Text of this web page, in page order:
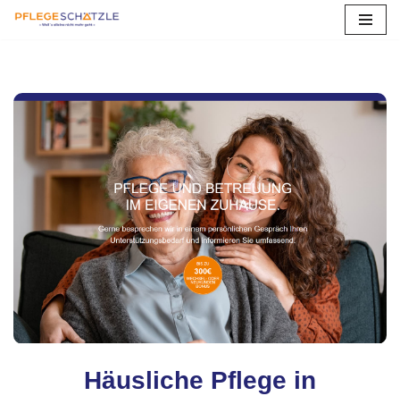
springen
Häusliche Pflege in